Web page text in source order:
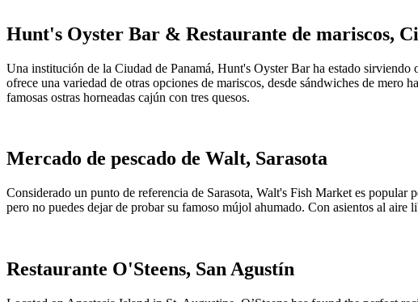
Hunt's Oyster Bar & Restaurante de mariscos,
Una institución de la Ciudad de Panamá, Hunt's Oyster Bar ha estado
ofrece una variedad de otras opciones de mariscos, desde sándwiches de mero
famosas ostras horneadas cajún con tres quesos.
Mercado de pescado de Walt, Sarasota
Considerado un punto de referencia de Sarasota, Walt's Fish Market es popular
pero no puedes dejar de probar su famoso mújol ahumado. Con asientos al
Restaurante O'Steens, San Agustín